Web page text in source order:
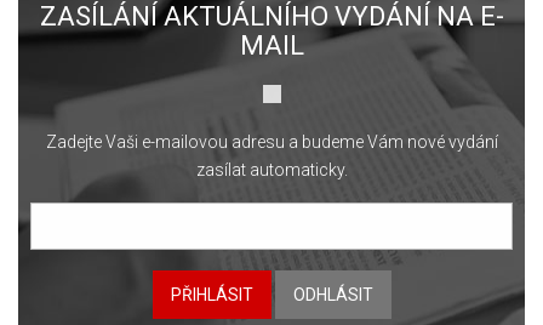
ZASÍLÁNÍ AKTUÁLNÍHO VYDÁNÍ NA E-
MAIL
Zadejte Vaši e-mailovou adresu a budeme Vám nové vydání
zasílat automaticky.
PŘIHLÁSIT ODHLÁSIT